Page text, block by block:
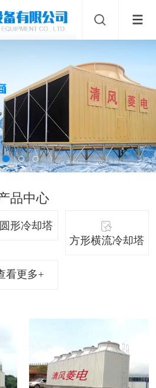
品中心
圆形冷却塔
方形横流冷却塔
看更多+